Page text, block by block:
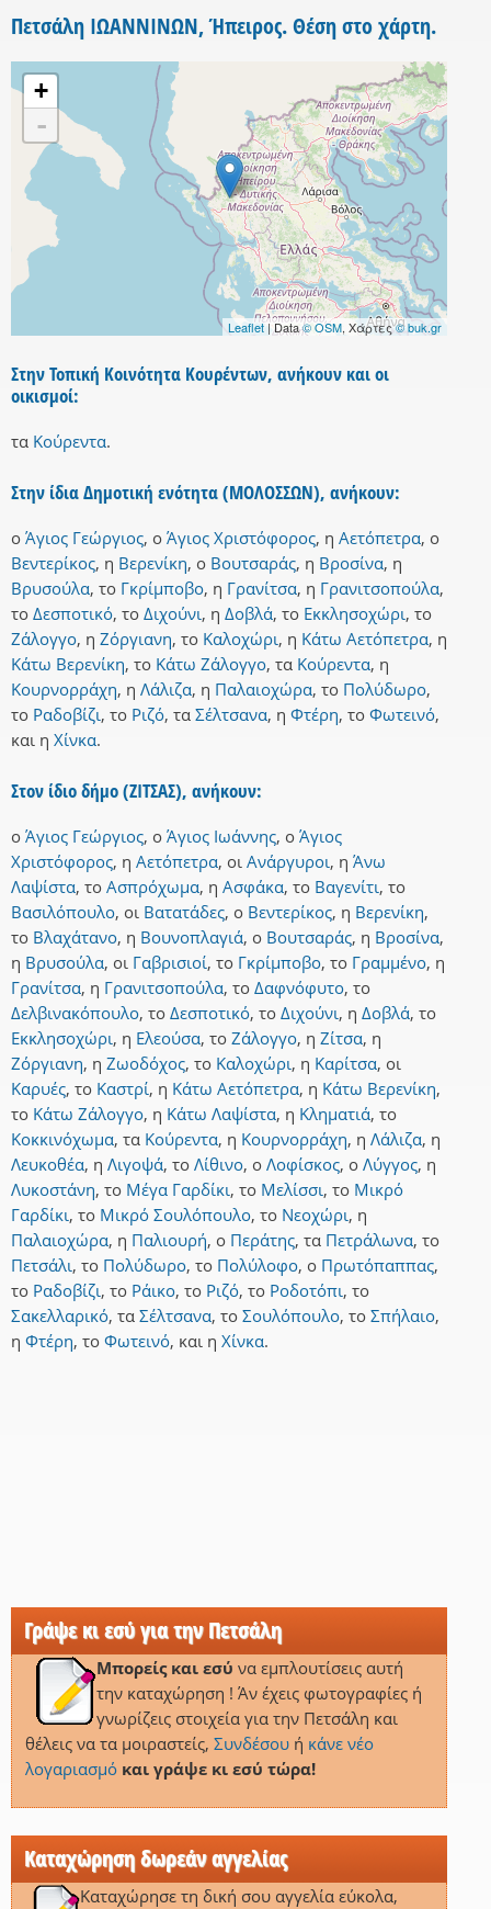
Πετσάλη ΙΩΑΝΝΙΝΩΝ, Ήπειρος. Θέση στο χάρτη.
+
-
Leaflet| Data© OSM, Χάρτες© buk.gr
Στην Τοπική Κοινότητα Κουρέντων, ανήκουν και οι
οικισμοί:
τα Κούρεντα.
Στην ίδια Δημοτική ενότητα (ΜΟΛΟΣΣΩΝ), ανήκουν:
ο Άγιος Γεώργιος, ο Άγιος Χριστόφορος, η Αετόπετρα, ο
Βεντερίκος, η Βερενίκη, ο Βουτσαράς, η Βροσίνα, η
Βρυσούλα, το Γκρίμποβο, η Γρανίτσα, η Γρανιτσοπούλα,
το Δεσποτικό, το Διχούνι, η Δοβλά, το Εκκλησοχώρι, το
Ζάλογγο, η Ζόργιανη, το Καλοχώρι, η Κάτω Αετόπετρα, η
Κάτω Βερενίκη, το Κάτω Ζάλογγο, τα Κούρεντα, η
Κουρνορράχη, η Λάλιζα, η Παλαιοχώρα, το Πολύδωρο,
το Ραδοβίζι, το Ριζό, τα Σέλτσανα, η Φτέρη, το Φωτεινό,
και η Χίνκα.
Στον ίδιο δήμο (ΖΙΤΣΑΣ), ανήκουν:
ο Άγιος Γεώργιος, ο Άγιος Ιωάννης, ο Άγιος
Χριστόφορος, η Αετόπετρα, οι Ανάργυροι, η Άνω
Λαψίστα, το Ασπρόχωμα, η Ασφάκα, το Βαγενίτι, το
Βασιλόπουλο, οι Βατατάδες, ο Βεντερίκος, η Βερενίκη,
το Βλαχάτανο, η Βουνοπλαγιά, ο Βουτσαράς, η Βροσίνα,
η Βρυσούλα, οι Γαβρισιοί, το Γκρίμποβο, το Γραμμένο, η
Γρανίτσα, η Γρανιτσοπούλα, το Δαφνόφυτο, το
Δελβινακόπουλο, το Δεσποτικό, το Διχούνι, η Δοβλά, το
Εκκλησοχώρι, η Ελεούσα, το Ζάλογγο, η Ζίτσα, η
Ζόργιανη, η Ζωοδόχος, το Καλοχώρι, η Καρίτσα, οι
Καρυές, το Καστρί, η Κάτω Αετόπετρα, η Κάτω Βερενίκη,
το Κάτω Ζάλογγο, η Κάτω Λαψίστα, η Κληματιά, το
Κοκκινόχωμα, τα Κούρεντα, η Κουρνορράχη, η Λάλιζα, η
Λευκοθέα, η Λιγοψά, το Λίθινο, ο Λοφίσκος, ο Λύγγος, η
Λυκοστάνη, το Μέγα Γαρδίκι, το Μελίσσι, το Μικρό
Γαρδίκι, το Μικρό Σουλόπουλο, το Νεοχώρι, η
Παλαιοχώρα, η Παλιουρή, ο Περάτης, τα Πετράλωνα, το
Πετσάλι, το Πολύδωρο, το Πολύλοφο, ο Πρωτόπαππας,
το Ραδοβίζι, το Ράικο, το Ριζό, το Ροδοτόπι, το
Σακελλαρικό, τα Σέλτσανα, το Σουλόπουλο, το Σπήλαιο,
η Φτέρη, το Φωτεινό, και η Χίνκα.
Γράψε κι εσύ για την Πετσάλη
Μπορείς και εσύ να εμπλουτίσεις αυτή
την καταχώρηση ! Άν έχεις φωτογραφίες ή
γνωρίζεις στοιχεία για την Πετσάλη και
θέλεις να τα μοιραστείς, Συνδέσουή κάνε νέο
λογαριασμό και γράψε κι εσύ τώρα!
Καταχώρηση δωρεάν αγγελίας
Καταχώρησε τη δική σου αγγελία εύκολα,